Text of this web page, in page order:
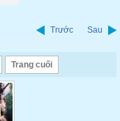
Trước Sau
Trang cuối